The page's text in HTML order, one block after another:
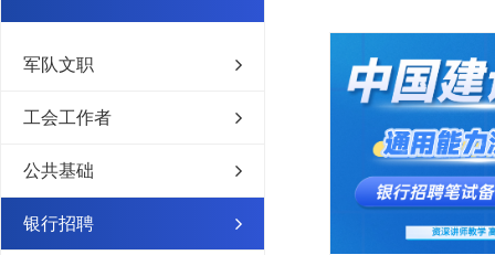
军队文职
工会工作者
公共基础
银行招聘